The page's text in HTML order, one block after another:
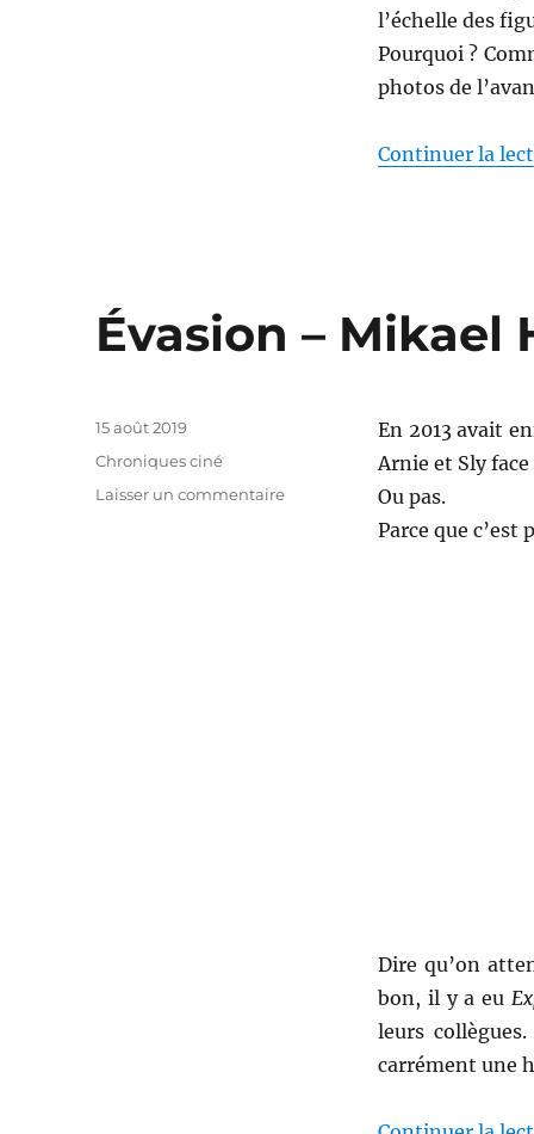
l’échelle des
Pourquoi ?
photos de
Continuer la
Évasion – Mikael
En 2013 avait
Arnie et Sly
Ou pas.
Parce que c’est
Dire qu’on
bon, il y a eu
leurs
carrément une
Publié
le
15 août 2019
Catégories
Chroniques ciné
Laisser un commentairesur